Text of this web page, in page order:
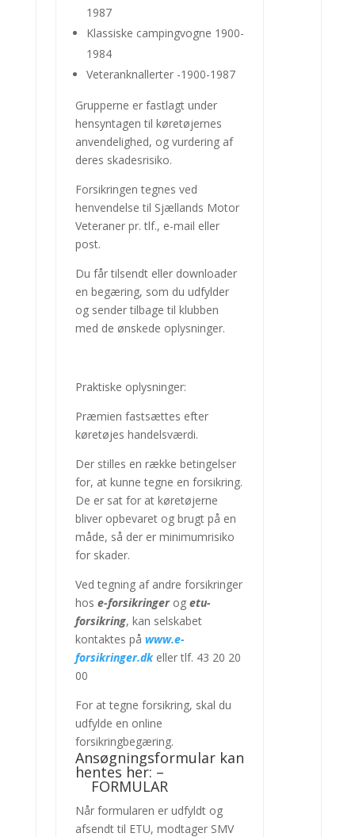
1987
Klassiske campingvogne 1900-
1984
Veteranknallerter -1900-1987
Grupperne er fastlagt under
hensyntagen til køretøjernes
anvendelighed, og vurdering af
deres skadesrisiko.
Forsikringen tegnes ved
henvendelse til Sjællands Motor
Veteraner pr. tlf., e-mail eller
post.
Du får tilsendt eller downloader
en begæring, som du udfylder
og sender tilbage til klubben
med de ønskede oplysninger.
Praktiske oplysninger:
Præmien fastsættes efter
køretøjes handelsværdi.
Der stilles en række betingelser
for, at kunne tegne en forsikring.
De er sat for at køretøjerne
bliver opbevaret og brugt på en
måde, så der er minimumrisiko
for skader.
Ved tegning af andre forsikringer
hos e-forsikringerog etu-
forsikring, kan selskabet
kontaktes på www.e-
forsikringer.dkeller tlf. 43 20 20
00
For at tegne forsikring, skal du
udfylde en online
forsikringbegæring.
Ansøgningsformular kan
hentes her: –
FORMULAR
Når formularen er udfyldt og
afsendt til ETU, modtager SMV